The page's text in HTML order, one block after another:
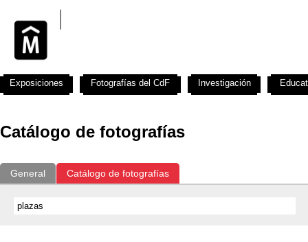
Catálogo de fotografías
General Catálogo de fotografías
Exposiciones Fotografías del CdF Investigación